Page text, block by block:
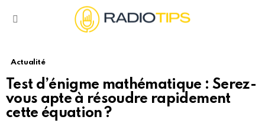
Actualité
Test d’énigme mathématique : Serez-
vous apte à résoudre rapidement
cette équation ?